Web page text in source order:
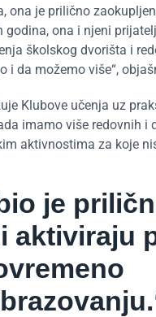
ona je prilično
ona i njeni
školskog dvorišta i
da možemo više“,
Klubove učenja uz
imamo više redovnih i
aktivnostima za koje
je
aktiviraju